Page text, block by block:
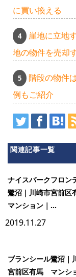
に買い換える
崖地に立地
地の物件を売却
階段の物件
例もご紹介
関連記事一覧
ナイスパークフロン
鷺沼｜川崎市宮前区
マンション｜...
2019.11.27
ブランシール鷺沼｜
宮前区有馬 マンシ